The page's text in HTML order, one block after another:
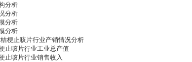
分析
分析
分析
分析
梗止咳片行业产销情况分析
止咳片行业工业总产值
止咳片行业销售收入